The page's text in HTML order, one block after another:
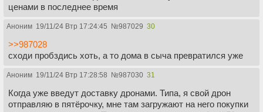
ценами в последнее время
Аноним 19/11/24 Втр 17:24:45 №987029 30
>>987028
сходи пробздись хоть, а то дома в сыча превратился уже
Аноним 19/11/24 Втр 17:28:58 №987030 31
Когда уже введут доставку дронами. Типа, я свой дрон
отправляю в пятёрочку, мне там загружают на него покупки